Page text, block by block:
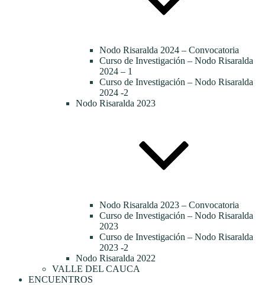
Nodo Risaralda 2024 – Convocatoria
Curso de Investigación – Nodo Risaralda
2024 – 1
Curso de Investigación – Nodo Risaralda
2024 -2
Nodo Risaralda 2023
Nodo Risaralda 2023 – Convocatoria
Curso de Investigación – Nodo Risaralda
2023
Curso de Investigación – Nodo Risaralda
2023 -2
Nodo Risaralda 2022
VALLE DEL CAUCA
ENCUENTROS